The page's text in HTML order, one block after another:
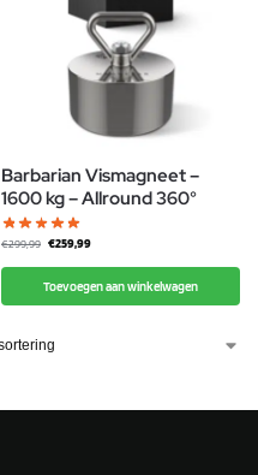
Barbarian Vismagneet –
1600 kg – Allround 360°
€299,99 €259,99
Toevoegen aan winkelwagen